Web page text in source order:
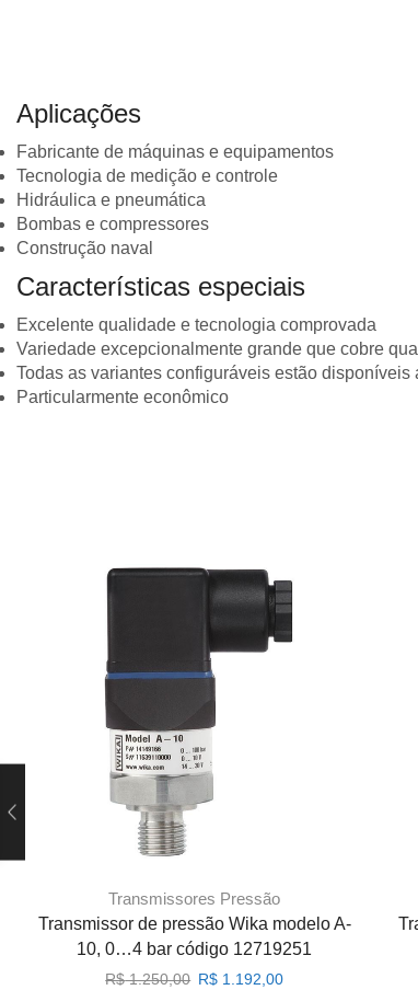
Aplicações
Fabricante de máquinas e equipamentos
Tecnologia de medição e controle
Hidráulica e pneumática
Bombas e compressores
Construção naval
Características especiais
Excelente qualidade e tecnologia comprovada
Variedade excepcionalmente grande que cobre
Todas as variantes configuráveis ​​estão
Particularmente econômico
Transmissores Pressão
Transmissor de pressão Wika modelo A-
10, 0…4 bar código 12719251
R$1.250,00 O
R$ 1.192,00O